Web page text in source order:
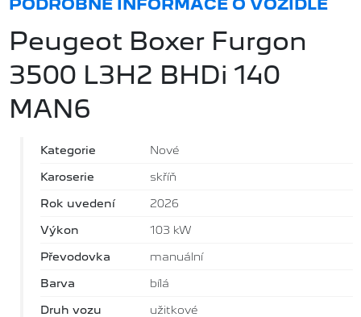
PODROBNÉ INFORMACE O VOZIDLE
Peugeot Boxer Furgon
3500 L3H2 BHDi 140
MAN6
Kategorie Nové
Karoserie skříň
Rok uvedení 2026
Výkon 103 kW
Převodovka manuální
Barva bílá
Druh vozu užitkové